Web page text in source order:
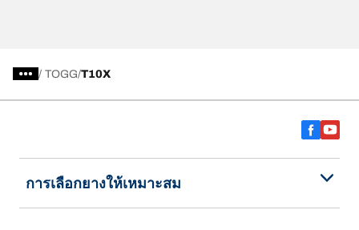
/ TOGG T10X
การเลือกยางให้เหมาะสม